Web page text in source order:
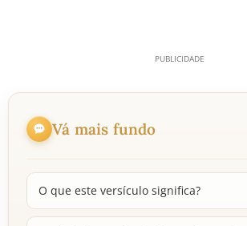
Vá mais fundo
O que este versículo significa?